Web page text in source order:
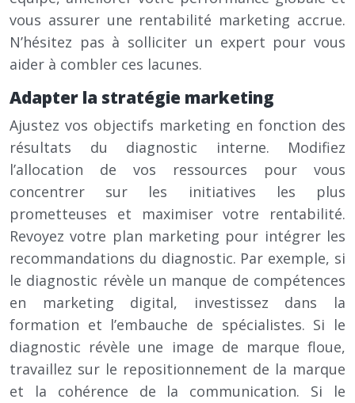
vous assurer une rentabilité marketing accrue.
N’hésitez pas à solliciter un expert pour vous
aider à combler ces lacunes.
Adapter la stratégie marketing
Ajustez vos objectifs marketing en fonction des
résultats du diagnostic interne. Modifiez
l’allocation de vos ressources pour vous
concentrer sur les initiatives les plus
prometteuses et maximiser votre rentabilité.
Revoyez votre plan marketing pour intégrer les
recommandations du diagnostic. Par exemple, si
le diagnostic révèle un manque de compétences
en marketing digital, investissez dans la
formation et l’embauche de spécialistes. Si le
diagnostic révèle une image de marque floue,
travaillez sur le repositionnement de la marque
et la cohérence de la communication. Si le